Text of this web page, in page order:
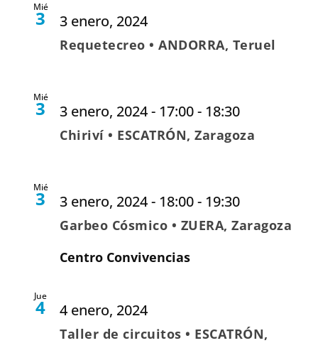
Mié
3 3 enero, 2024
Requetecreo • ANDORRA, Teruel
Mié
3 3 enero, 2024 - 17:00- 18:30
Chiriví • ESCATRÓN, Zaragoza
Mié
3 3 enero, 2024 - 18:00- 19:30
Garbeo Cósmico • ZUERA, Zaragoza
Centro Convivencias
Jue
4 4 enero, 2024
Taller de circuitos • ESCATRÓN,